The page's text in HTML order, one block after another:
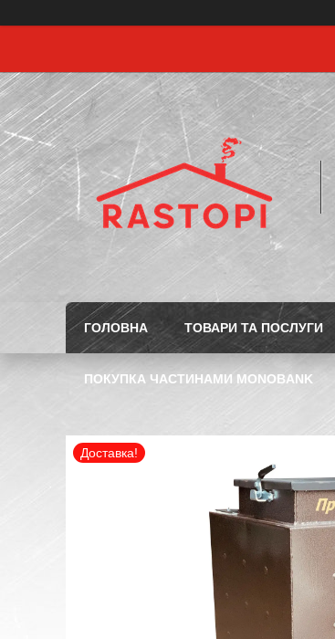
ГОЛОВНА ТОВАРИ ТА ПОСЛУГИ
ПОКУПКА ЧАСТИНАМИ MONOBANK
Доставка!